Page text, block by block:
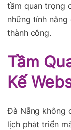
tầm quan trọng
những tính
thành công.
Tầm
Kế
Đà Nẵng không
lịch phát triển